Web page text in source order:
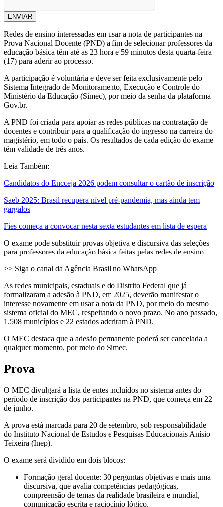
ENVIAR
Redes de ensino interessadas em usar a nota de participantes na
Prova Nacional Docente (PND) a fim de selecionar professores da
educação básica têm até as 23 hora e 59 minutos desta quarta-feira
(17) para aderir ao processo.
A participação é voluntária e deve ser feita exclusivamente pelo
Sistema Integrado de Monitoramento, Execução e Controle do
Ministério da Educação (Simec), por meio da senha da plataforma
Gov.br.
A PND foi criada para apoiar as redes públicas na contratação de
docentes e contribuir para a qualificação do ingresso na carreira do
magistério, em todo o país. Os resultados de cada edição do exame
têm validade de três anos.
Leia Também:
Candidatos do Encceja 2026 podem consultar o cartão de inscrição
Saeb 2025: Brasil recupera nível pré-pandemia, mas ainda tem
gargalos
Fies começa a convocar nesta sexta estudantes em lista de espera
O exame pode substituir provas objetiva e discursiva das seleções
para professores da educação básica feitas pelas redes de ensino.
>> Siga o canal da Agência Brasil no WhatsApp
As redes municipais, estaduais e do Distrito Federal que já
formalizaram a adesão à PND, em 2025, deverão manifestar o
interesse novamente em usar a nota da PND, por meio do mesmo
sistema oficial do MEC, respeitando o novo prazo. No ano passado,
1.508 municípios e 22 estados aderiram à PND.
O MEC destaca que a adesão permanente poderá ser cancelada a
qualquer momento, por meio do Simec.
Prova
O MEC divulgará a lista de entes incluídos no sistema antes do
período de inscrição dos participantes na PND, que começa em 22
de junho.
A prova está marcada para 20 de setembro, sob responsabilidade
do Instituto Nacional de Estudos e Pesquisas Educacionais Anísio
Teixeira (Inep).
O exame será dividido em dois blocos:
Formação geral docente: 30 perguntas objetivas e mais uma
discursiva, que avalia competências pedagógicas,
compreensão de temas da realidade brasileira e mundial,
comunicação escrita e raciocínio lógico.